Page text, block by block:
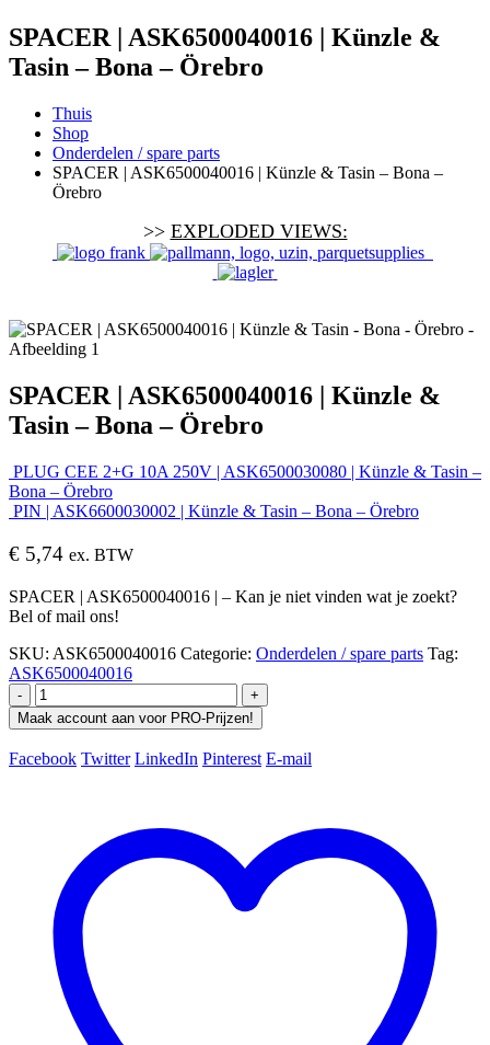
SPACER | ASK6500040016 | Künzle &
Tasin – Bona – Örebro
Thuis
Shop
Onderdelen / spare parts
SPACER | ASK6500040016 | Künzle & Tasin – Bona –
Örebro
>> EXPLODED VIEWS:
SPACER | ASK6500040016 | Künzle &
Tasin – Bona – Örebro
PLUG CEE 2+G 10A 250V | ASK6500030080 | Künzle & Tasin –
Bona – Örebro
PIN | ASK6600030002 | Künzle & Tasin – Bona – Örebro
€ 5,74 ex. BTW
SPACER | ASK6500040016 | – Kan je niet vinden wat je zoekt?
Bel of mail ons!
SKU: ASK6500040016 Categorie: Onderdelen / spare parts Tag:
ASK6500040016
-
+
Maak account aan voor PRO-Prijzen!
Facebook Twitter LinkedIn Pinterest E-mail